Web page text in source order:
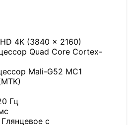
4K (3840 x 2160)
Quad Core Cortex-
Mali-G52 MC1
Гц
с